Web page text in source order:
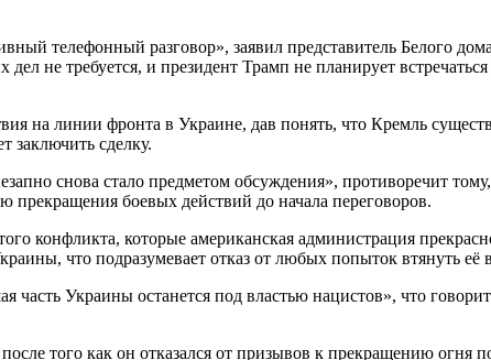
телефонный разговор», заявил представитель Белого
не требуется, и президент Трамп не планирует
на линии фронта в Украине, дав понять, что Кремль
заключить сделку.
снова стало предметом обсуждения», противоречит
прекращения боевых действий до начала переговоров.
конфликта, которые американская администрация
что подразумевает отказ от любых попыток втянуть
часть Украины останется под властью нацистов», что
того как он отказался от призывов к прекращению огня